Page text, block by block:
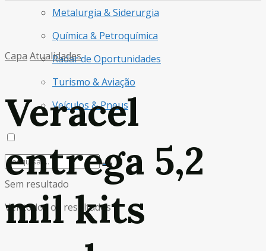
Metalurgia & Siderurgia
Química & Petroquímica
Radar de Oportunidades
Turismo & Aviação
Veículos & Pneus
Sem resultado
Ver todos os resultados
Capa Atualidades
Veracel
entrega 5,2
mil kits